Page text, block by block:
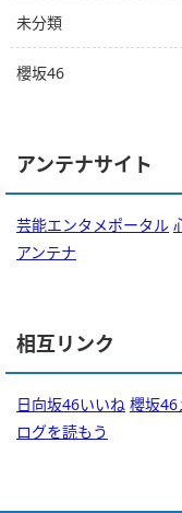
未分類
櫻坂46
アンテナサイト
芸能エンタメポータル
アンテナ
相互リンク
日向坂46いいね 櫻坂46
ログを読もう